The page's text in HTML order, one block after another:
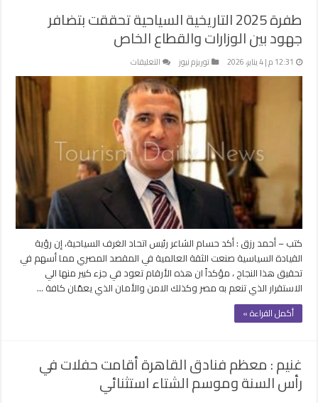
طفرة 2025 التاريخية السياحية تحققت بتضافر
جهود بين الوزارات والقطاع الخاص
12:31 م | 4 يناير، 2026 توريزم نيوز التعليقات
طفرة
2025
التاريخية
السياحية
تحققت
بتضافر
جهود
بين
الوزارات
والقطاع
الخاص
مغلقة
كتب – أحمد رزق : أكد حسام الشاعر رئيس اتحاد الغرف السياحية، إن رؤية
القيادة السياسية صنعت الثقة العالمية في المقصد المصري مما أسهم في
تحقيق هذا النجاح ، مؤكداً ان هذه الأرقام تعود في جزء كبير منها الي
الاستقرار الذي تنعم به مصر وكذلك الامن والأمان الذي يعمّان كافة …
أكمل القراءة »
غنيم : معظم فنادق القاهرة أقامت حفلات في
رأس السنة وموسم الشتاء استثنائي